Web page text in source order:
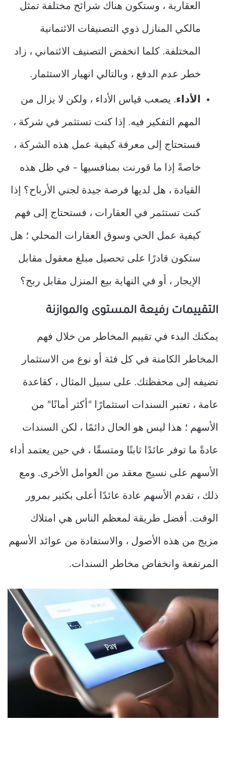
العقارية ، وستكون هناك شرائح مختلفة تمثل
مالكي المنازل ذوي التصنيفات الائتمانية
المختلفة. كلما انخفض التصنيف الائتماني ، زاد
خطر عدم الدفع ، وبالتالي انهيار الاستثمار.
الأداء. يصعب قياس الأداء ، ولكن لا يزال من
المهم التفكير فيه. إذا كنت تستثمر في شركة ،
فستحتاج إلى معرفة كيفية عمل هذه الشركة ،
خاصةً إذا ما قورنت بمنافسيها – في ظل هذه
القيادة ، هل لديها فرصة جيدة لجني الأرباح؟ إذا
كنت تستثمر في العقارات ، فستحتاج إلى فهم
كيفية عمل الحي وسوق العقارات المحلي ؛ هل
ستكون قادرًا على تحصيل مبلغ معقول مقابل
الإيجار ، أو في النهاية بيع المنزل مقابل ربح؟
التقييمات رفيعة المستوى والموازنة
يمكنك البدء في تقييم المخاطر من خلال فهم
المخاطر الكامنة في كل فئة أو نوع من الاستثمار
تضيفه إلى محفظتك. على سبيل المثال ، كقاعدة
عامة ، تعتبر السندات استثمارًا “أكثر أمانًا” من
الأسهم ؛ هذا ليس هو الحال دائمًا ، لكن السندات
عادةً ما توفر عائدًا ثابتًا ومتسقًا ، في حين يعتمد أداء
الأسهم على نسيج معقد من العوامل الأخرى. ومع
ذلك ، تقدم الأسهم عادة عائدًا أعلى بكثير بمرور
الوقت. أفضل طريقة لمعظم الناس هي امتلاك
مزيج من هذه الأصول ، والاستفادة من عوائد الأسهم
المرتفعة وانخفاض مخاطر السندات.